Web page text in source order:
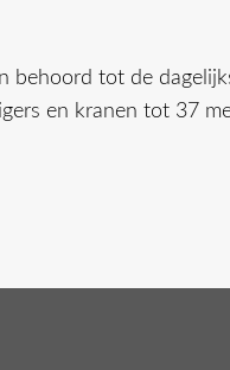
behoord tot de
en kranen tot 37